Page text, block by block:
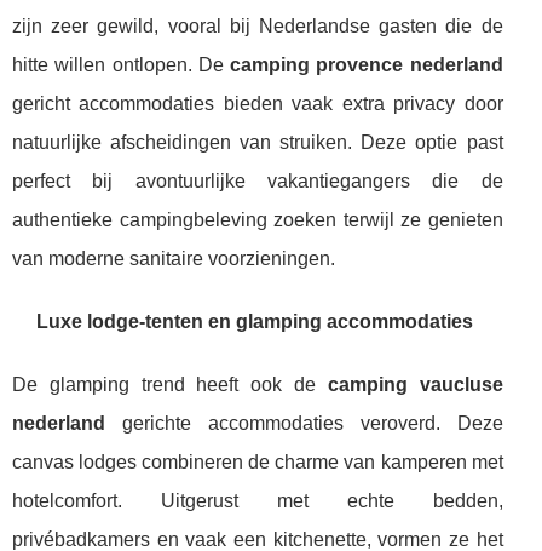
zijn zeer gewild, vooral bij Nederlandse gasten die de
hitte willen ontlopen. Decamping provence nederland
gericht accommodaties bieden vaak extra privacy door
natuurlijke afscheidingen van struiken. Deze optie past
perfect bij avontuurlijke vakantiegangers die de
authentieke campingbeleving zoeken terwijl ze genieten
van moderne sanitaire voorzieningen.
Luxe lodge-tenten en glamping accommodaties
De glamping trend heeft ook de camping vaucluse
nederland
gerichte accommodaties veroverd. Deze
canvas lodges combineren de charme van kamperen met
hotelcomfort. Uitgerust met echte bedden,
privébadkamers en vaak een kitchenette, vormen ze het